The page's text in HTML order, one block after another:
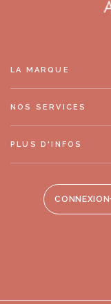
CONNEXION
LA MARQUE
NOS SERVICES
PLUS D'INFOS